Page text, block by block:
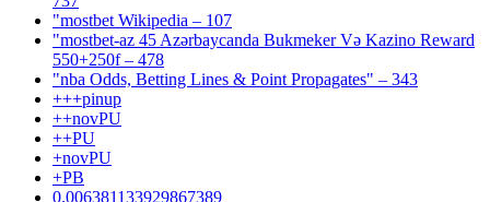
"mostbet Wikipedia – 107
"mostbet-az 45 Azərbaycanda Bukmeker Və Kazino Reward
550+250f – 478
"nba Odds, Betting Lines & Point Propagates" – 343
+++pinup
++novPU
++PU
+novPU
+PB
0.006381133929867389